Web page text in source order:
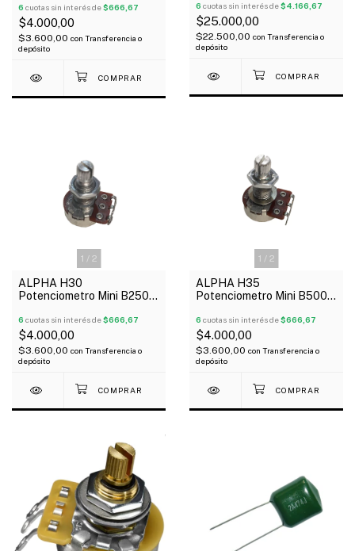
6 cuotas sin interés de$666,67
$4.000,00
$3.600,00 con Transferencia o
depósito
Instrumento
6 cuotas sin interés de$4.166,67
$25.000,00
$22.500,00 con Transferencia o
depósito
1 / 2
ALPHA H30
Potenciometro Mini B250k
6 cuotas sin interés de$666,67
$4.000,00
$3.600,00 con Transferencia o
depósito
1 / 2
ALPHA H35
Potenciometro Mini B500k
6 cuotas sin interés de$666,67
$4.000,00
$3.600,00 con Transferencia o
depósito